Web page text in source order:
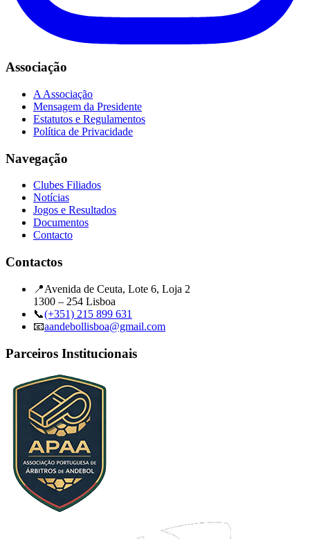
Associação
A Associação
Mensagem da Presidente
Estatutos e Regulamentos
Política de Privacidade
Navegação
Clubes Filiados
Notícias
Jogos e Resultados
Documentos
Contacto
Contactos
📍Avenida de Ceuta, Lote 6, Loja 2
1300 – 254 Lisboa
📞(+351) 215 899 631
📧aandebollisboa@gmail.com
Parceiros Institucionais